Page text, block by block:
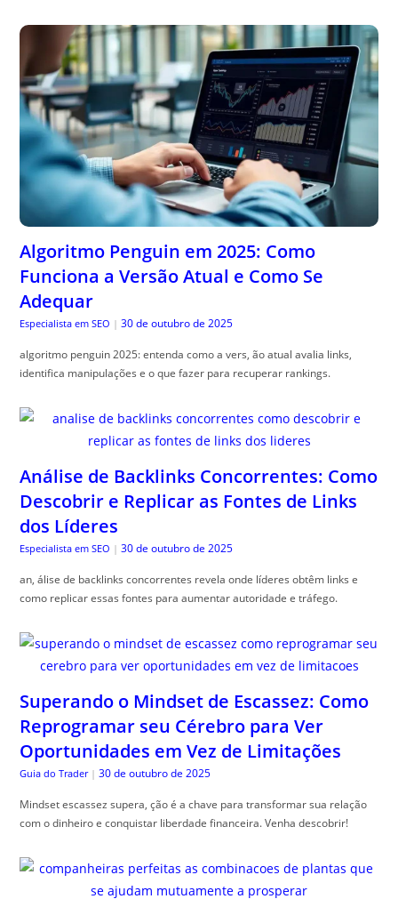
Algoritmo Penguin em 2025: Como
Funciona a Versão Atual e Como Se
Adequar
Especialista em SEO | 30 de outubro de 2025
algoritmo penguin 2025: entenda como a vers, ão atual avalia links,
identifica manipulações e o que fazer para recuperar rankings.
Análise de Backlinks Concorrentes: Como
Descobrir e Replicar as Fontes de Links
dos Líderes
Especialista em SEO | 30 de outubro de 2025
an, álise de backlinks concorrentes revela onde líderes obtêm links e
como replicar essas fontes para aumentar autoridade e tráfego.
Superando o Mindset de Escassez: Como
Reprogramar seu Cérebro para Ver
Oportunidades em Vez de Limitações
Guia do Trader | 30 de outubro de 2025
Mindset escassez supera, ção é a chave para transformar sua relação
com o dinheiro e conquistar liberdade financeira. Venha descobrir!